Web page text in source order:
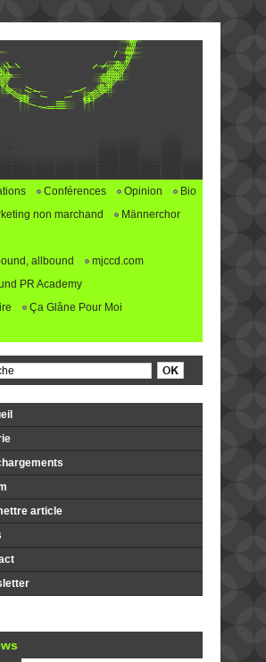
Conférences Opinion
Bio
non marchand
Männerchor
allbound
mjccd.com
PR Academy
Ça Glâne Pour Moi
article